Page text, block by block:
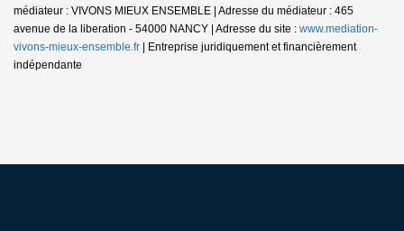
médiateur : VIVONS MIEUX ENSEMBLE | Adresse du médiateur : 465
avenue de la liberation - 54000 NANCY | Adresse du site : www.mediation-
vivons-mieux-ensemble.fr | Entreprise juridiquement et financièrement
indépendante